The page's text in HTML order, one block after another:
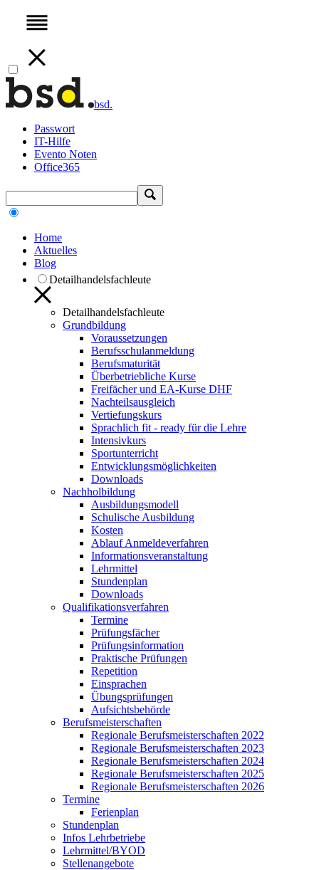
bsd.
Passwort
IT-Hilfe
Evento Noten
Office365
Home
Aktuelles
Blog
Detailhandelsfachleute
Detailhandelsfachleute
Grundbildung
Voraussetzungen
Berufsschulanmeldung
Berufsmaturität
Überbetriebliche Kurse
Freifächer und EA-Kurse DHF
Nachteilsausgleich
Vertiefungskurs
Sprachlich fit - ready für die Lehre
Intensivkurs
Sportunterricht
Entwicklungsmöglichkeiten
Downloads
Nachholbildung
Ausbildungsmodell
Schulische Ausbildung
Kosten
Ablauf Anmeldeverfahren
Informationsveranstaltung
Lehrmittel
Stundenplan
Downloads
Qualifikationsverfahren
Termine
Prüfungsfächer
Prüfungsinformation
Praktische Prüfungen
Repetition
Einsprachen
Übungsprüfungen
Aufsichtsbehörde
Berufsmeisterschaften
Regionale Berufsmeisterschaften 2022
Regionale Berufsmeisterschaften 2023
Regionale Berufsmeisterschaften 2024
Regionale Berufsmeisterschaften 2025
Regionale Berufsmeisterschaften 2026
Termine
Ferienplan
Stundenplan
Infos Lehrbetriebe
Lehrmittel/BYOD
Stellenangebote